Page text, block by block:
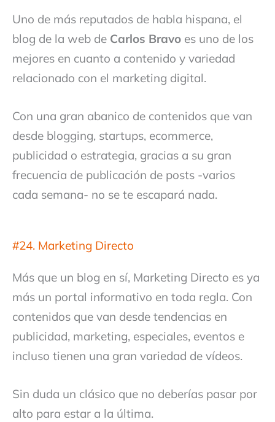
Uno de más reputados de habla hispana, el
blog de la web de Carlos Bravo es uno de los
mejores en cuanto a contenido y variedad
relacionado con el marketing digital.
Con una gran abanico de contenidos que van
desde blogging, startups, ecommerce,
publicidad o estrategia, gracias a su gran
frecuencia de publicación de posts -varios
cada semana- no se te escapará nada.
#24. Marketing Directo
Más que un blog en sí, Marketing Directo es ya
más un portal informativo en toda regla. Con
contenidos que van desde tendencias en
publicidad, marketing, especiales, eventos e
incluso tienen una gran variedad de vídeos.
Sin duda un clásico que no deberías pasar por
alto para estar a la última.